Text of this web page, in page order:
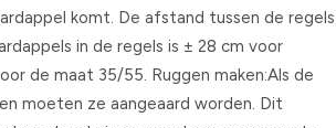
komt. De afstand tussen de regels
in de regels is ± 28 cm voor
de maat 35/55. Ruggen maken:Als de
moeten ze aangeaard worden. Dit